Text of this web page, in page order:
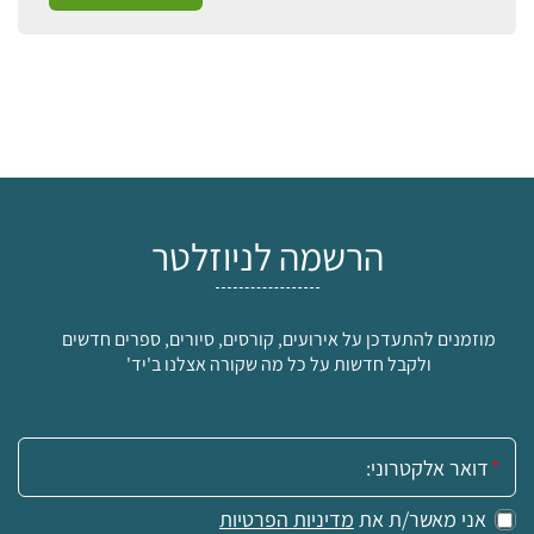
הרשמה לניוזלטר
מוזמנים להתעדכן על אירועים, קורסים, סיורים, ספרים חדשים
ולקבל חדשות על כל מה שקורה אצלנו ב'יד'
אימייל:
אני מאשר/ת את מדיניות הפרטיות